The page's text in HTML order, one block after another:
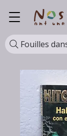
Fouilles